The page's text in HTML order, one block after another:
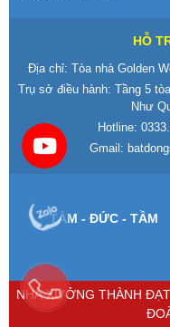
HỖ
Địa chỉ: Tòa nhà Golden
Trụ sở điều hành: Tầng 5
Như
Hotline:
Gmail:
TÂM - ĐỨC - TẦM
NHÀ XƯỞNG THÀNH